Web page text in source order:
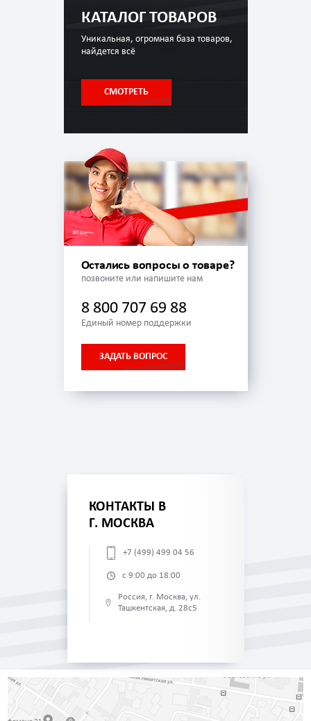
КАТАЛОГ ТОВАРОВ
Уникальная, огромная база товаров,
найдется всё
СМОТРЕТЬ
Остались вопросы о товаре?
позвоните или напишите нам
8 800 707 69 88
Единый номер поддержки
ЗАДАТЬ ВОПРОС
КОНТАКТЫ В
Г. МОСКВА
+7 (499) 499 04 56
с 9:00 до 18:00
Россия, г. Москва, ул.
Ташкентская, д. 28с5